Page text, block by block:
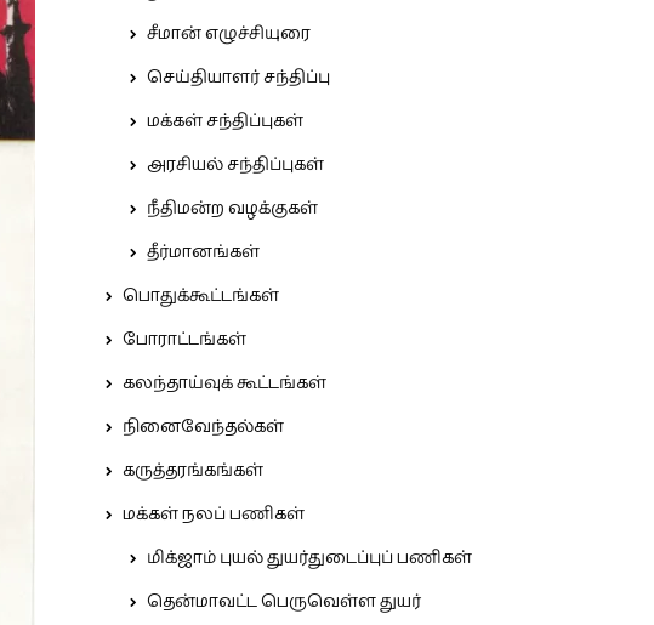
சீமான் எழுச்சியுரை
செய்தியாளர் சந்திப்பு
மக்கள் சந்திப்புகள்
அரசியல் சந்திப்புகள்
நீதிமன்ற வழக்குகள்
தீர்மானங்கள்
பொதுக்கூட்டங்கள்
போராட்டங்கள்
கலந்தாய்வுக் கூட்டங்கள்
நினைவேந்தல்கள்
கருத்தரங்கங்கள்
மக்கள் நலப் பணிகள்
மிக்ஜாம் புயல் துயர்துடைப்புப் பணிகள்
தென்மாவட்ட பெருவெள்ள துயர்